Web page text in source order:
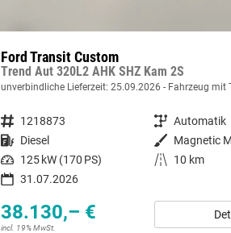
Ford Transit Custom
Trend Aut 320L2 AHK SHZ Kam 2S
unverbindliche Lieferzeit: 25.09.2026 Fahrzeug mit
Fahrzeugnummer 1218873 Getriebe Automatik
Kraftstoff Diesel Außenfarbe Magnetic
Leistung 125 kW (170 PS) Kilometerstand
10 km
31.07.2026
38.130,– €
incl. 19% MwSt.